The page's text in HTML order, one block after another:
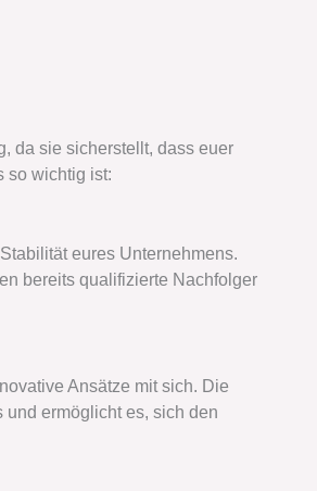
da sie sicherstellt, dass euer
so wichtig ist:
eures Unternehmens.
bereits qualifizierte Nachfolger
Ansätze mit sich. Die
ermöglicht es, sich den